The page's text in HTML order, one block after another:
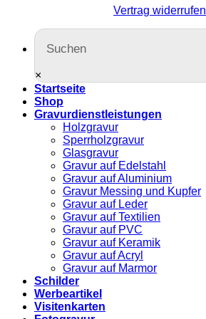
Vertrag widerrufen
×
Startseite
Shop
Gravurdienstleistungen
Holzgravur
Sperrholzgravur
Glasgravur
Gravur auf Edelstahl
Gravur auf Aluminium
Gravur Messing und Kupfer
Gravur auf Leder
Gravur auf Textilien
Gravur auf PVC
Gravur auf Keramik
Gravur auf Acryl
Gravur auf Marmor
Schilder
Werbeartikel
Visitenkarten